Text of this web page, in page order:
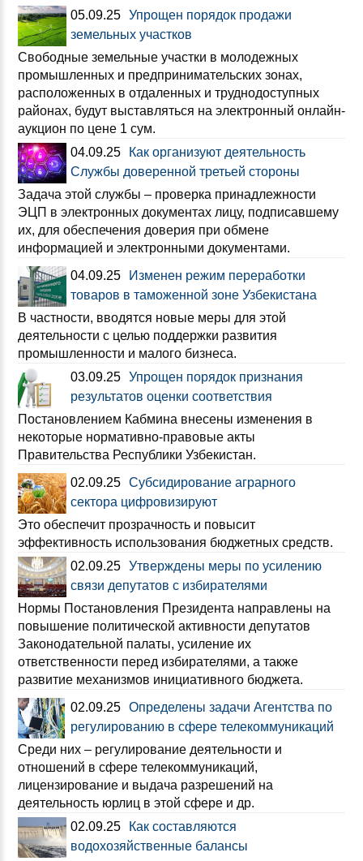
05.09.25 Упрощен порядок продажи
земельных участков
Свободные земельные участки в молодежных
промышленных и предпринимательских зонах,
расположенных в отдаленных и труднодоступных
районах, будут выставляться на электронный онлайн-
аукцион по цене 1 сум.
04.09.25
Как организуют деятельность
Службы доверенной третьей стороны
Задача этой службы – проверка принадлежности
ЭЦП в электронных документах лицу, подписавшему
их, для обеспечения доверия при обмене
информацией и электронными документами.
04.09.25
Изменен режим переработки
товаров в таможенной зоне Узбекистана
В частности, вводятся новые меры для этой
деятельности с целью поддержки развития
промышленности и малого бизнеса.
03.09.25 Упрощен порядок признания
результатов оценки соответствия
Постановлением Кабмина внесены изменения в
некоторые нормативно-правовые акты
Правительства Республики Узбекистан.
02.09.25 Субсидирование аграрного
сектора цифровизируют
Это обеспечит прозрачность и повысит
эффективность использования бюджетных средств.
02.09.25 Утверждены меры по усилению
связи депутатов с избирателями
Нормы Постановления Президента направлены на
повышение политической активности депутатов
Законодательной палаты, усиление их
ответственности перед избирателями, а также
развитие механизмов инициативного бюджета.
02.09.25 Определены задачи Агентства по
регулированию в сфере телекоммуникаций
Среди них – регулирование деятельности и
отношений в сфере телекоммуникаций,
лицензирование и выдача разрешений на
деятельность юрлиц в этой сфере и др.
02.09.25
Как составляются
водохозяйственные балансы